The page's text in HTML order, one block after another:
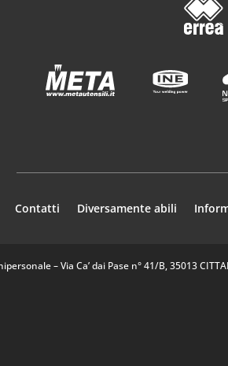
Contatti Diversamente abili
– Via Ca’ dai Pase n° 41/B, 35013